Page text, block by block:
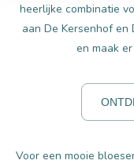
heerlijke combinatie
aan De Kersenhof en
en maak
Voor een mooie